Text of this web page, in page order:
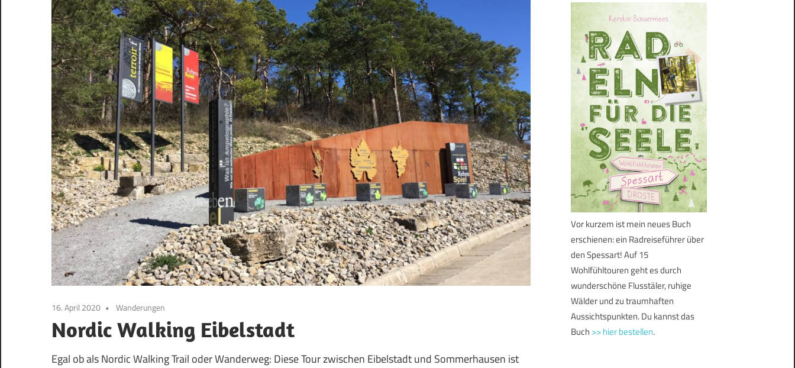
16. April 2020 Wanderungen
Nordic Walking Eibelstadt
Egal ob als Nordic Walking Trail oder Wanderweg: Diese Tour zwischen Eibelstadt und Sommerhausen ist
Vor kurzem ist mein neues Buch
erschienen: ein Radreiseführer über
den Spessart! Auf 15
Wohlfühltouren geht es durch
wunderschöne Flusstäler, ruhige
Wälder und zu traumhaften
Aussichtspunkten. Du kannst das
Buch >> hier bestellen.